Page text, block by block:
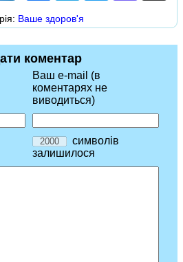
Ваше здоров'я
коментар
Ваш e-mail (в
коментарях не
виводиться)
символів
залишилося